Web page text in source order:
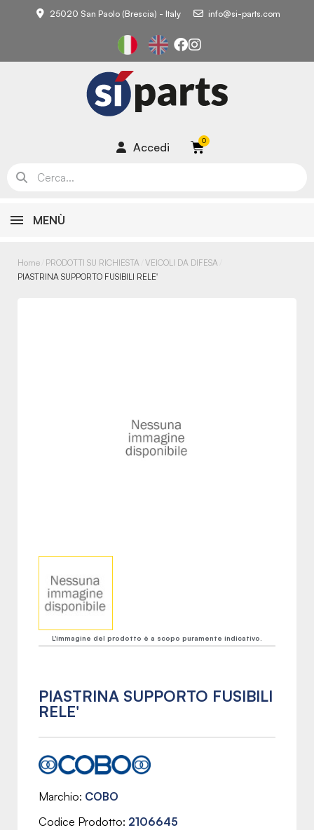
25020 San Paolo (Brescia) - Italy info@si-parts.com
Accedi
MENÙ
Home PRODOTTI SU RICHIESTA VEICOLI DA DIFESA
PIASTRINA SUPPORTO FUSIBILI RELE'
L'immagine del prodotto è a scopo puramente indicativo.
PIASTRINA SUPPORTO FUSIBILI
RELE'
Marchio COBO
Codice Prodotto 2106645